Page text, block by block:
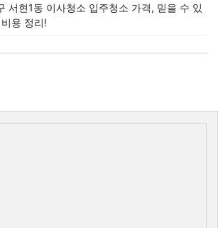
서현1동 이사청소 입주청소 가격, 믿을 수 있
용 정리!